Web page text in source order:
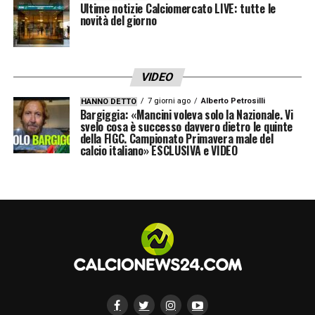
annunciare che continueremo insieme per
altri quattro anni. Andremo avanti insieme
la CBF per la fiducia. Grazie, Brasile, per la
calorosa accoglienza e per tutto l’affetto”, ha
dichiarato Ancelotti.
Ancelotti e ha sottolineato come la
decisione sia in linea con il progetto
sportivo della federazione per i prossimi
Ultime notizie Calciomercato LIVE: tutte le
novità del giorno
VIDEO
HANNO DETTO 7 giorni ago Alberto Petrosilli
Bargiggia: «Mancini voleva solo la Nazionale. Vi
svelo cosa è successo davvero dietro le quinte
della FIGC. Campionato Primavera male del
calcio italiano» ESCLUSIVA e VIDEO